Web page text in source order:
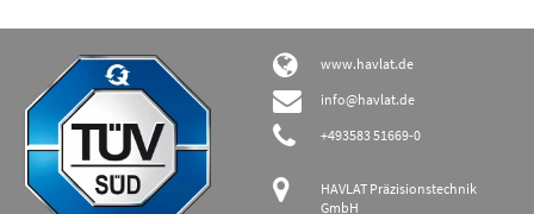
www.havlat.de
info@havlat.de
+493583 51669-0
HAVLAT Präzisionstechnik
GmbH